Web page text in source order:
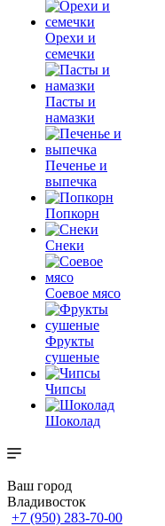
Орехи и
семечки
Пасты и
намазки
Печенье и
выпечка
Попкорн
Снеки
Соевое мясо
Фрукты
сушеные
Чипсы
Шоколад
Ваш город
Владивосток
+7 (950) 283-70-00